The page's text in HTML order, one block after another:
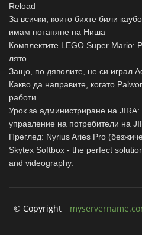
Reload
За всички, които бихте били
имам потапяне на Ниша
Комплектите LEGO Super Mario:
лято
Защо, по дяволите, не си играл
Какво да направите, когато
работи
Урок за администриране на
управление на потребители на
Преглед: Nyrius Aries Pro
Skytex Softbox - the perfect
and videography.
© Copyright